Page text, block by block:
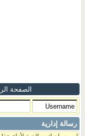
الصفحة
رسالة إدارية